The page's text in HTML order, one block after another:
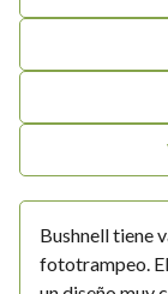
Bushnell tiene
fototrampeo.